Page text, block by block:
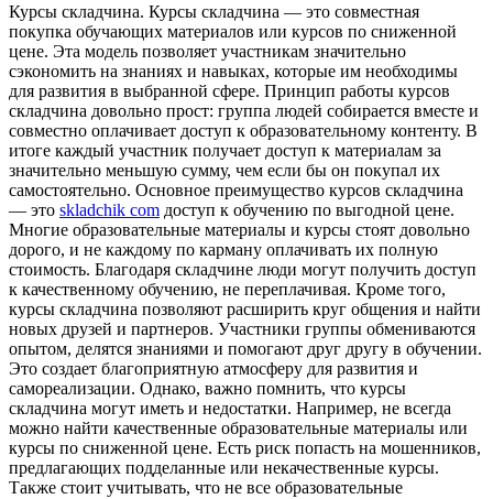
Курсы склaдчинa. Курсы склaдчинa — этo совместная
покупка обучающих материалов или курсов по сниженной
цене. Эта модель позволяет участникам значительно
сэкономить на знаниях и навыках, которые им необходимы
для развития в выбранной сфере. Принцип работы курсов
складчина довольно прост: группа людей собирается вместе и
совместно оплачивает доступ к образовательному контенту. В
итоге каждый участник получает доступ к материалам за
значительно меньшую сумму, чем если бы он покупал их
самостоятельно. Основное преимущество курсов складчина
— это skladchik com доступ к обучению по выгодной цене.
Многие образовательные материалы и курсы стоят довольно
дорого, и не каждому по карману оплачивать их полную
стоимость. Благодаря складчине люди могут получить доступ
к качественному обучению, не переплачивая. Кроме того,
курсы складчина позволяют расширить круг общения и найти
новых друзей и партнеров. Участники группы обмениваются
опытом, делятся знаниями и помогают друг другу в обучении.
Это создает благоприятную атмосферу для развития и
самореализации. Однако, важно помнить, что курсы
складчина могут иметь и недостатки. Например, не всегда
можно найти качественные образовательные материалы или
курсы по сниженной цене. Есть риск попасть на мошенников,
предлагающих подделанные или некачественные курсы.
Также стоит учитывать, что не все образовательные